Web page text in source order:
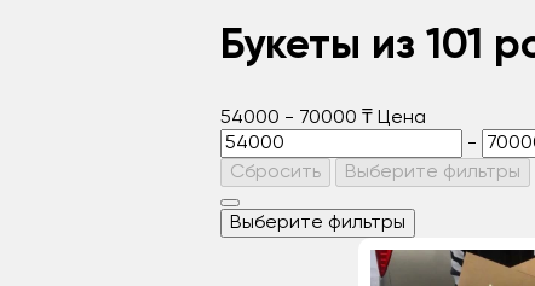
Букеты из 101
54000 - 70000 ₸ Цена
-
Сбросить
Выберите фильтры
Выберите фильтры